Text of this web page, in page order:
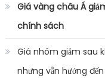
Giá vàng châu Á
chính sách
Giá nhôm giảm sau
nhưng vẫn hướng